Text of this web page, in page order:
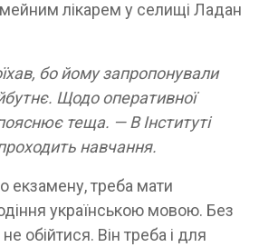
лікарем у селищі Ладан
бо йому запропонували
Щодо оперативної
теща. — В Інституті
навчання.
екзамену, треба мати
українською мовою. Без
обійтися. Він треба і для